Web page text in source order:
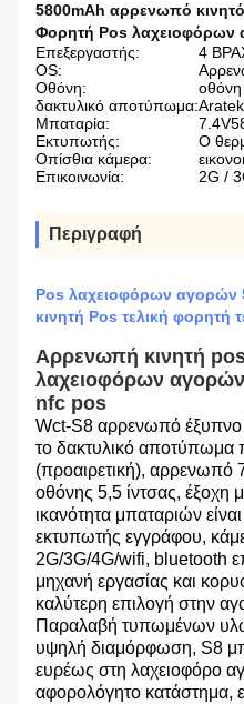
5800mAh αρρενωπό
Φορητή Pos λαχειοφόρων
Επεξεργαστής:
4
OS:
Οθόνη:
οθόνη
δακτυλικό αποτύπωμα:
Μπαταρία:
Εκτυπωτής:
Ο
Οπίσθια κάμερα:
Επικοινωνία:
2G /
Περιγραφή
Pos λαχειοφόρων
κινητή Pos τελική φορητή
Αρρενωπή κινητή
λαχειοφόρων αγορών
nfc pos
Wct-S8 αρρενωπό έξυπνο
το δακτυλικό αποτύπωμα
(προαιρετική), αρρενωπό
οθόνης 5,5 ίντσας, έξοχη
ικανότητα μπαταριών
εκτυπωτής εγγράφου,
2G/3G/4G/wifi, bluetooth
μηχανή εργασίας και
καλύτερη επιλογή στην
Παραλαβή τυπωμένων
υψηλή διαμόρφωση, S8
ευρέως στη λαχειοφόρο
αφορολόγητο κατάστημα,